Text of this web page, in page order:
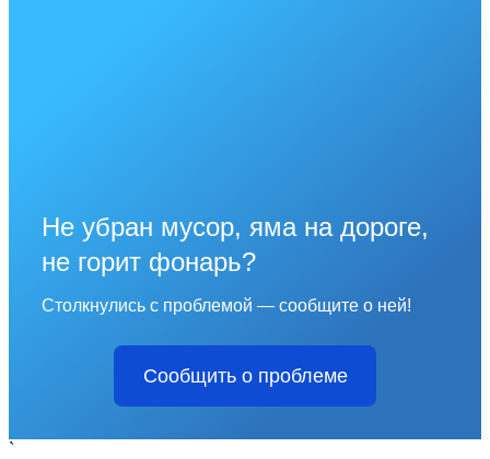
Не убран мусор, яма на дороге,
не горит фонарь?
Столкнулись с проблемой — сообщите о ней!
Сообщить о проблеме
`